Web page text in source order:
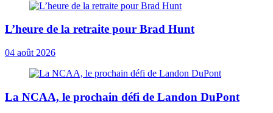
L’heure de la retraite pour Brad Hunt
04 août 2026
La NCAA, le prochain défi de Landon DuPont